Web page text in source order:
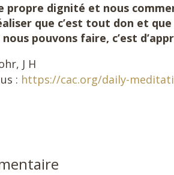
propre dignité et nous
que c’est tout don et
pouvons faire, c’est
J H
: https://cac.org/daily-